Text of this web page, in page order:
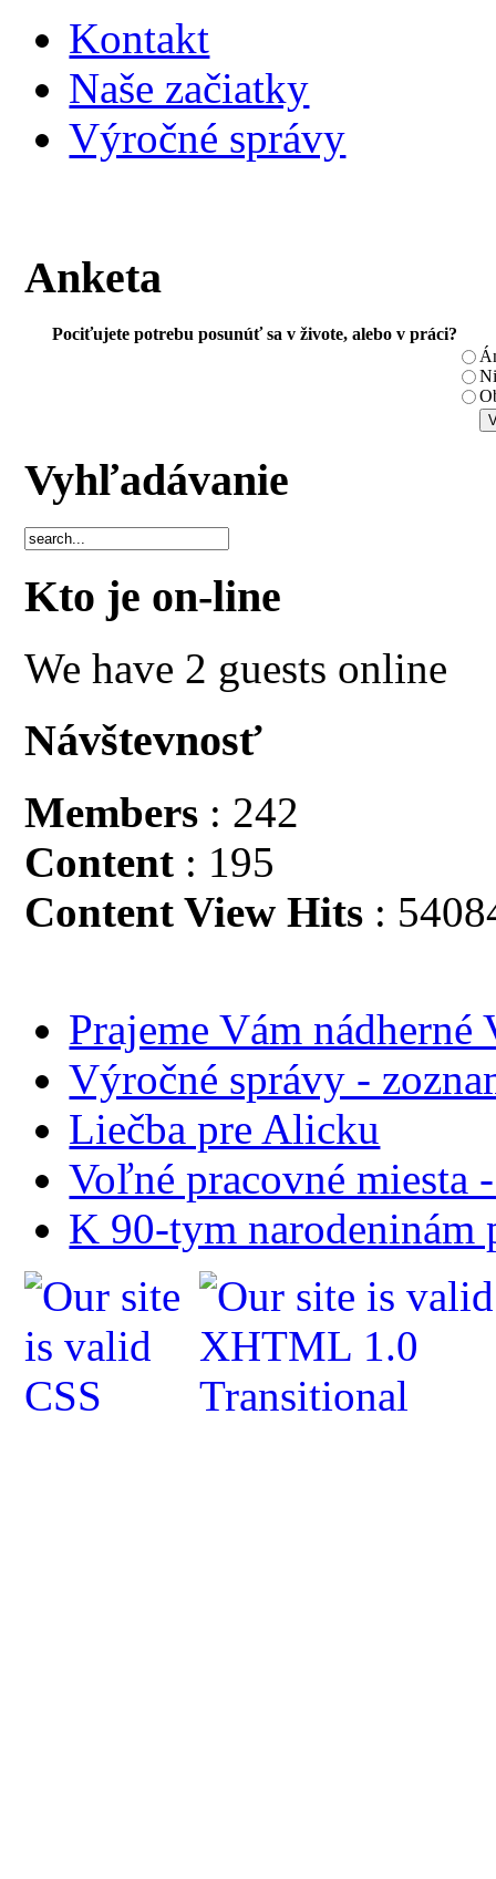
Kontakt
Naše začiatky
Výročné správy
Anketa
Pociťujete potrebu posunúť sa v živote, alebo v práci?
Vyhľadávanie
Kto je on-line
We have 2 guests online
Návštevnosť
Members : 242
Content : 195
Content View Hits :
Prajeme Vám
Výročné správy -
Liečba pre Alicku
Voľné pracovné miesta
K 90-tym narodeninám